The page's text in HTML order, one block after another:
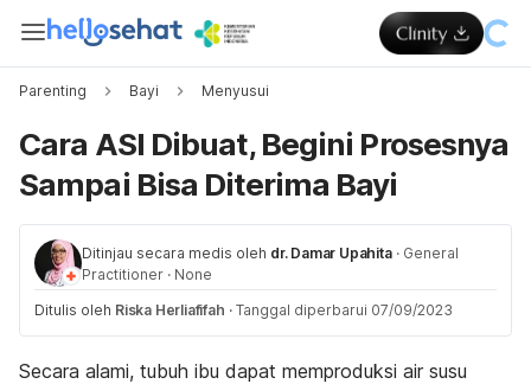
Parenting Bayi Menyusui
Cara ASI Dibuat, Begini Prosesnya
Sampai Bisa Diterima Bayi
Ditinjau secara medis oleh dr. Damar Upahita · General
Practitioner · None
Ditulis oleh Riska Herliafifah · Tanggal diperbarui 07/09/2023
Secara alami, tubuh ibu dapat memproduksi air susu